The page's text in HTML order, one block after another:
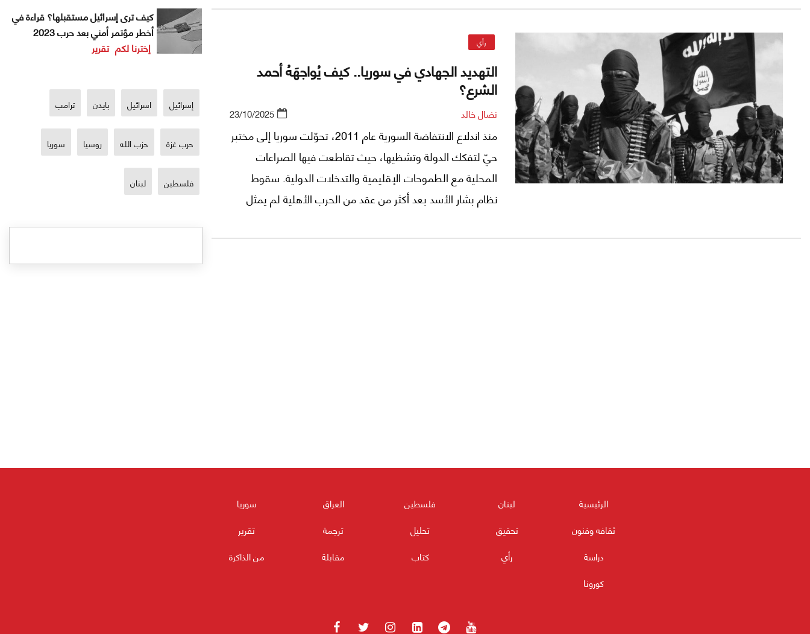
بامتلاكها الحق الحصري في استخدام السلاح. وفي الحالة
السورية، يكتسب هذا السؤال أهمية استثنائية بعد حرب طويلة
أنتجت آلاف التشكيلات المسلحة.
رأي
التهديد الجهادي في سوريا.. كيف يُواجهَهُ أحمد
الشرع؟
نضال خالد 23/10/2025
منذ اندلاع الانتفاضة السورية عام 2011، تحوّلت سوريا إلى مختبر
حيّ لتفكك الدولة وتشظيها، حيث تقاطعت فيها الصراعات
المحلية مع الطموحات الإقليمية والتدخلات الدولية. سقوط
نظام بشار الأسد بعد أكثر من عقد من الحرب الأهلية لم يمثل
خلالها الفراغ السياسي والأمني المجال أمام صعود نظام بديل
كيف ترى إسرائيل مستقبلها؟ قراءة في
أخطر مؤتمر أمني بعد حرب 2023
إخترنا لكم تقرير
إسرائيل اسرائيل بايدن ترامب
حرب غزة حزب الله روسيا سوريا
فلسطين لبنان
الرئيسية لبنان فلسطين العراق
سوريا
ثقافه وفنون
تحقيق تحليل ترجمة
تقرير
دراسة
رأي كتاب مقابلة
من الذاكرة
كورونا